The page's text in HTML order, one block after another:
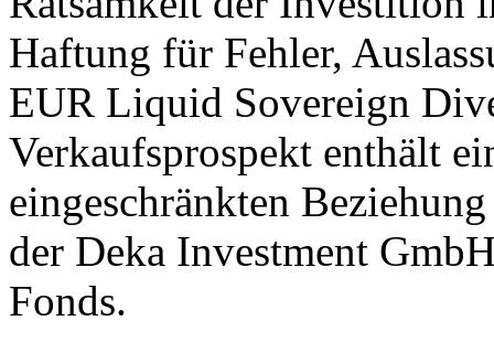
Haftung für Fehler,
EUR Liquid Sovereign
Verkaufsprospekt enthält
eingeschränkten
der Deka Investment
Fonds.